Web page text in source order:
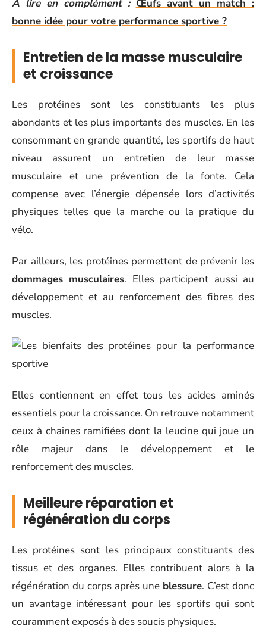
A lire en complément : Œufs avant un match :
bonne idée pour votre performance sportive ?
Entretien de la masse musculaire
et croissance
Les protéines sont les constituants les plus
abondants et les plus importants des muscles. En les
consommant en grande quantité, les sportifs de haut
niveau assurent un entretien de leur masse
musculaire et une prévention de la fonte. Cela
compense avec l’énergie dépensée lors d’activités
physiques telles que la marche ou la pratique du
vélo.
Par ailleurs, les protéines permettent de prévenir les
dommages musculaires. Elles participent aussi au
développement et au renforcement des fibres des
muscles.
Elles contiennent en effet tous les acides aminés
essentiels pour la croissance. On retrouve notamment
ceux à chaines ramifiées dont la leucine qui joue un
rôle majeur dans le développement et le
renforcement des muscles.
Meilleure réparation et
régénération du corps
Les protéines sont les principaux constituants des
tissus et des organes. Elles contribuent alors à la
régénération du corps après une blessure. C’est donc
un avantage intéressant pour les sportifs qui sont
couramment exposés à des soucis physiques.